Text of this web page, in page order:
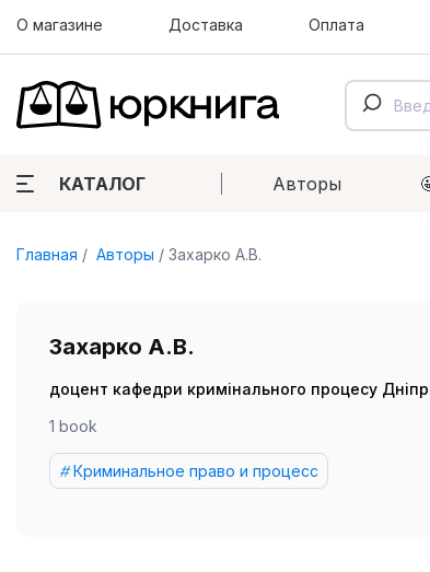
О магазине Доставка Оплата
КАТАЛОГ Авторы
Главная Авторы Захарко А.В.
Захарко А.В.
доцент кафедри кримінального процесу
1 book
Криминальное право и процесс